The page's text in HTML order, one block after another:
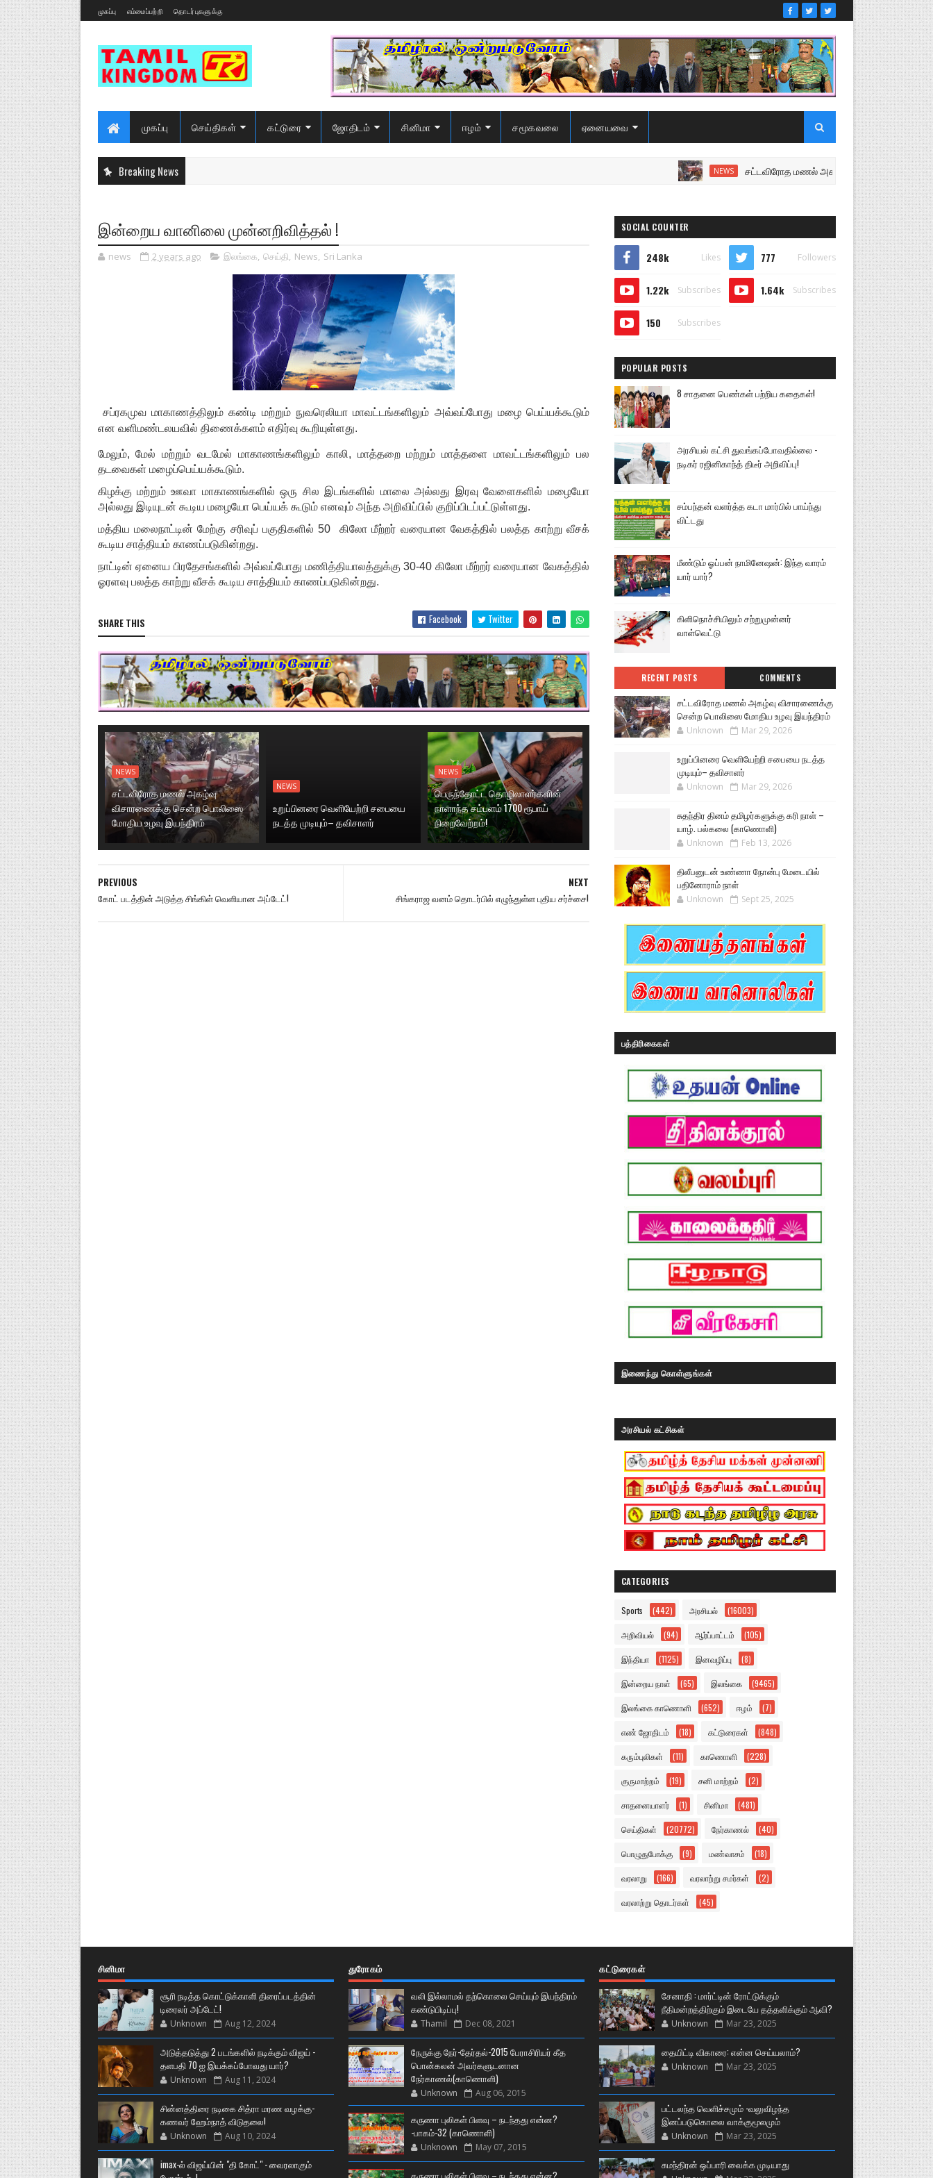
முகப்பு எம்மைப்பற்றி தொடர்புகளுக்கு
முகப்பு செய்திகள் கட்டுரை ஜோதிடம் சினிமா ஈழம் சமூகவலை ஏனையவை
Breaking News NEWS சட்டவிரோத மணல் அகழ்வு விசாரணைக்கு சென்ற
இன்றைய வானிலை முன்னறிவித்தல் !
news 2 years ago இலங்கை, செய்தி, News, Sri Lanka
சப்ரகமுவ மாகாணத்திலும் கண்டி மற்றும் நுவரெலியா மாவட்டங்களிலும் அவ்வப்போது மழை பெய்யக்கூடும்
என வளிமண்டலயவில் திணைக்களம் எதிர்வு கூறியுள்ளது.
மேலும், மேல் மற்றும் வடமேல் மாகாணங்களிலும் காலி, மாத்தறை மற்றும் மாத்தளை மாவட்டங்களிலும் பல
தடவைகள் மழைப்பெய்யக்கூடும்.
கிழக்கு மற்றும் ஊவா மாகாணங்களில் ஒரு சில இடங்களில் மாலை அல்லது இரவு வேளைகளில் மழையோ
அல்லது இடியுடன் கூடிய மழையோ பெய்யக் கூடும் எனவும் அந்த அறிவிப்பில் குறிப்பிடப்பட்டுள்ளது.
மத்திய மலைநாட்டின் மேற்கு சரிவுப் பகுதிகளில் 50 கிலோ மீற்றர் வரையான வேகத்தில் பலத்த காற்று வீசக்
கூடிய சாத்தியம் காணப்படுகின்றது.
நாட்டின் ஏனைய பிரதேசங்களில் அவ்வப்போது மணித்தியாலத்துக்கு 30-40 கிலோ மீற்றர் வரையான வேகத்தில்
ஓரளவு பலத்த காற்று வீசக் கூடிய சாத்தியம் காணப்படுகின்றது.
SHARE THIS Facebook Twitter
NEWS
சட்டவிரோத மணல் அகழ்வு
விசாரணைக்கு சென்ற பொலிஸை
மோதிய உழவு இயந்திரம்
NEWS
உறுப்பினரை வெளியேற்றி சபையை
நடத்த முடியும்– தவிசாளர்
NEWS
பெருந்தோட்ட தொழிலாளர்களின்
நாளாந்த சம்பளம் 1700 ரூபாய்
நிறைவேற்றம்!
NEXT
சிங்கராஜ வனம் தொடர்பில் எழுந்துள்ள புதிய சர்ச்சை!
PREVIOUS
கோட் படத்தின் அடுத்த சிங்கிள் வெளியான அப்டேட்!
SOCIAL COUNTER
248k Likes 777 Followers
1.22k Subscribes 1.64k Subscribes
150 Subscribes
POPULAR POSTS
8 சாதனை பெண்கள் பற்றிய கதைகள்!
அரசியல் கட்சி துவங்கப்போவதில்லை -
நடிகர் ரஜினிகாந்த் திடீர் அறிவிப்பு!
சம்பந்தன் வளர்த்த கடா மார்பில் பாய்ந்து
விட்டது
மீண்டும் ஓப்பன் நாமினேஷன்: இந்த வாரம்
யார் யார்?
கிளிநொச்சியிலும் சற்றுமுன்னர்
வாள்வெட்டு
RECENT POSTS COMMENTS
சட்டவிரோத மணல் அகழ்வு விசாரணைக்கு
சென்ற பொலிஸை மோதிய உழவு இயந்திரம்
Unknown Mar 29, 2026
உறுப்பினரை வெளியேற்றி சபையை நடத்த
முடியும்– தவிசாளர்
Unknown Mar 29, 2026
சுதந்திர தினம் தமிழர்களுக்கு கரி நாள் –
யாழ். பல்கலை (காணொளி)
Unknown Feb 13, 2026
திலீபனுடன் உண்ணா நோன்பு மேடையில்
பதினோராம் நாள்
Unknown Sept 25, 2025
பத்திரிகைகள்
இணைந்து கொள்ளுங்கள்
அரசியல் கட்சிகள்
CATEGORIES
Sports (442) அரசியல் (16003)
அறிவியல் (94) ஆர்ப்பாட்டம் (105)
இந்தியா (1125) இனவழிப்பு (8)
இன்றைய நாள் (65) இலங்கை (9465)
இலங்கை காணொளி (652) ஈழம் (7)
எண் ஜோதிடம் (18) கட்டுரைகள் (848)
கரும்புலிகள் (11) காணொளி (228)
குருமாற்றம் (19) சனி மாற்றம் (2)
சாதனையாளர் (1) சினிமா (481)
செய்திகள் (20772) நேர்காணல் (40)
பொழுதுபோக்கு (9) மண்வாசம் (18)
வரலாறு (166) வரலாற்று சமர்கள் (2)
வரலாற்று தொடர்கள் (45)
சினிமா
சூரி நடித்த கொட்டுக்காளி திரைப்படத்தின்
டிரைலர் அப்டேட்!
Unknown Aug 12, 2024
அடுத்தடுத்து 2 படங்களில் நடிக்கும் விஜய் -
தளபதி 70 ஐ இயக்கப்போவது யார்?
Unknown Aug 11, 2024
சின்னத்திரை நடிகை சித்ரா மரண வழக்கு-
கணவர் ஹேம்நாத் விடுதலை!
Unknown Aug 10, 2024
imax-ல் விஜய்யின் "தி கோட்" - வைரலாகும்
துரோகம்
வலி இல்லாமல் தற்கொலை செய்யும் இயந்திரம்
கண்டுபிடிப்பு!
Thamil Dec 08, 2021
நேருக்கு நேர்-தேர்தல்-2015 பேராசிரியர் கீத
பொன்கலன் அவர்களுடனான
நேர்காணல்(காணொளி)
Unknown Aug 06, 2015
கருணா புலிகள் பிளவு – நடந்தது என்ன?
-பாகம்-32 (காணொளி)
Unknown May 07, 2015
கருணா புலிகள் பிளவு – நடந்தது என்ன?
கட்டுரைகள்
சேனாதி : மார்ட்டின் ரோட்டுக்கும்
நீதிமன்றத்திற்கும் இடையே தத்தளிக்கும் ஆவி?
Unknown Mar 23, 2025
தையிட்டி விகாரை: என்ன செய்யலாம்?
Unknown Mar 23, 2025
பட்டலந்த வெளிச்சமும் -வலுவிழந்த
இனப்படுகொலை வாக்குமூலமும்
Unknown Mar 23, 2025
சுமந்திரன் ஒப்பாரி வைக்க முடியாது